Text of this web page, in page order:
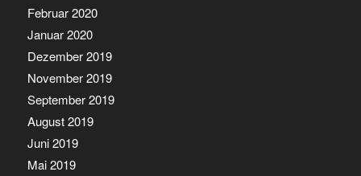
Februar 2020
Januar 2020
Dezember 2019
November 2019
September 2019
August 2019
Juni 2019
Mai 2019